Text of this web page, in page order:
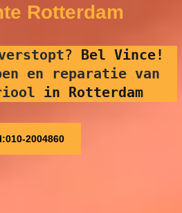
Rotterdam
? Bel Vince!
en reparatie van
in Rotterdam
2004860